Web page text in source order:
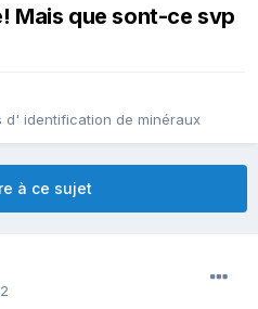
Mais que sont-ce svp
d' identification de minéraux
à ce sujet